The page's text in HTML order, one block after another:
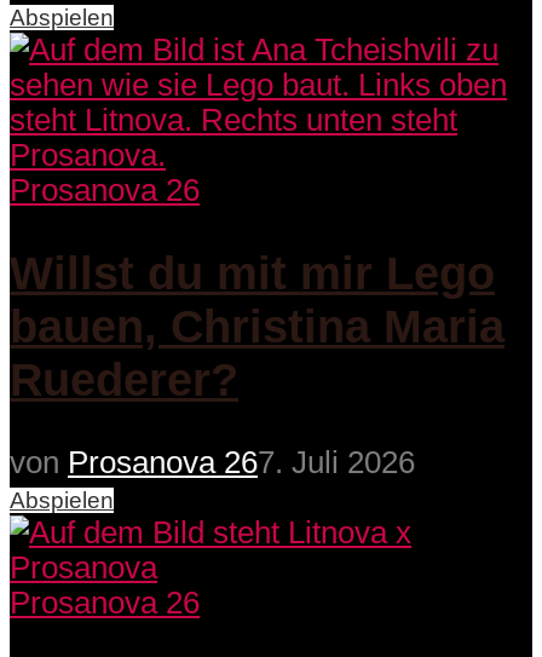
Abspielen
Prosanova 26
Willst du mit mir Lego
bauen, Christina Maria
Ruederer?
von Prosanova 267. Juli 2026
Abspielen
Prosanova 26